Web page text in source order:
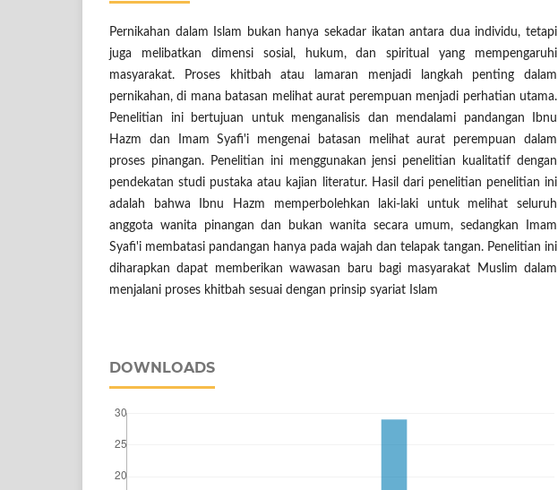
Pernikahan dalam Islam bukan hanya sekadar ikatan antara dua individu, tetapi
juga melibatkan dimensi sosial, hukum, dan spiritual yang mempengaruhi
masyarakat. Proses khitbah atau lamaran menjadi langkah penting dalam
pernikahan, di mana batasan melihat aurat perempuan menjadi perhatian utama.
Penelitian ini bertujuan untuk menganalisis dan mendalami pandangan Ibnu
Hazm dan Imam Syafi'i mengenai batasan melihat aurat perempuan dalam
proses pinangan. Penelitian ini menggunakan jensi penelitian kualitatif dengan
pendekatan studi pustaka atau kajian literatur. Hasil dari penelitian penelitian ini
adalah bahwa Ibnu Hazm memperbolehkan laki-laki untuk melihat seluruh
anggota wanita pinangan dan bukan wanita secara umum, sedangkan Imam
Syafi'i membatasi pandangan hanya pada wajah dan telapak tangan. Penelitian ini
diharapkan dapat memberikan wawasan baru bagi masyarakat Muslim dalam
menjalani proses khitbah sesuai dengan prinsip syariat Islam
DOWNLOADS